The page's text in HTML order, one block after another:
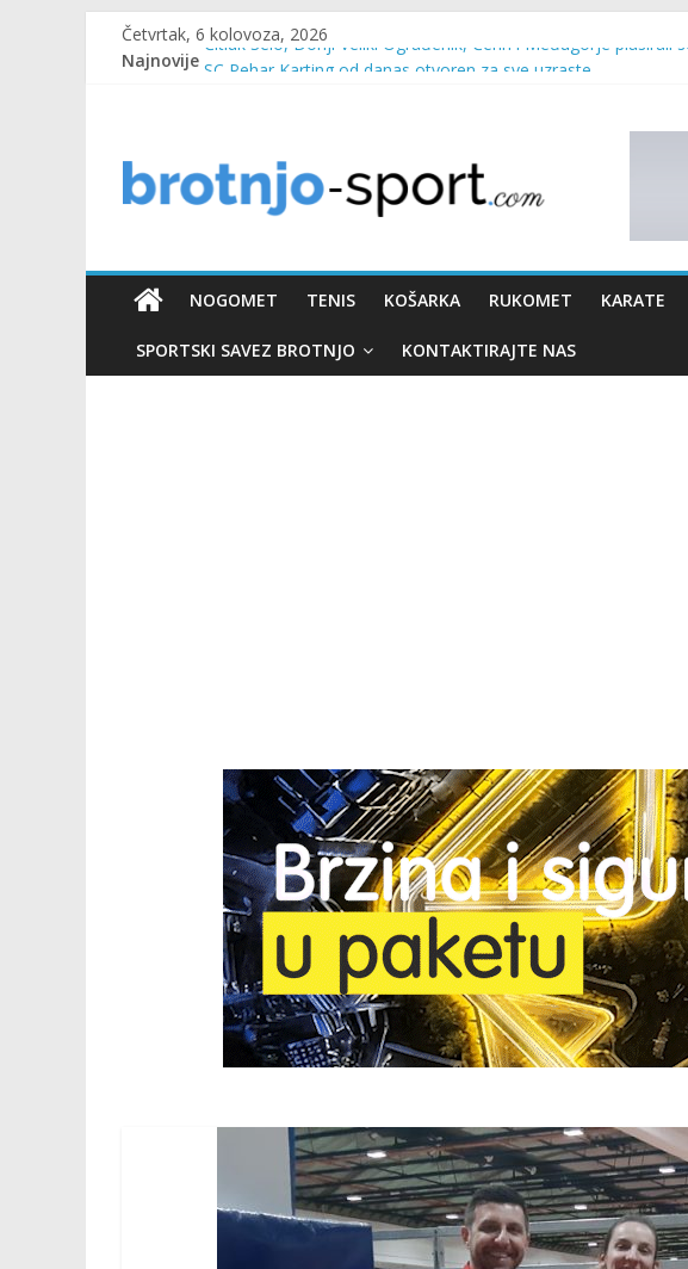
Četvrtak, 6 kolovoza, 2026
Najnovije Čitluk Selo, Donji Veliki Ograđenik, Čerin i Međugorje plasirali
Poznati polufinalisti MNL MZ općine Čitluk – Brotnjo 2026.
Predsjednica Vlade Marija Buhač, ministar Ivo Bevanda i
NOGOMET TENIS KOŠARKA RUKOMET KARATE
SPORTSKI SAVEZ BROTNJO KONTAKTIRAJTE NAS